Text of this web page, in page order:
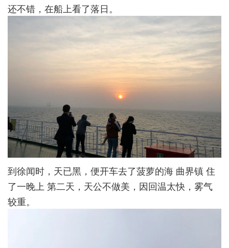
还不错，在船上看了落日。
到徐闻时，天已黑，便开车去了菠萝的海 曲界镇 住
了一晚上 第二天，天公不做美，因回温太快，雾气
较重。